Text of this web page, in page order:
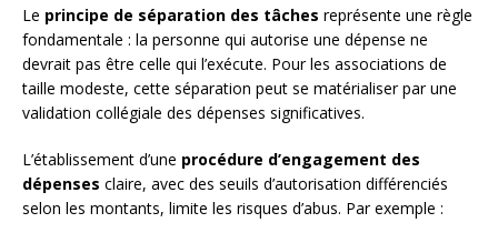
Le principe de séparation des tâches représente une règle
fondamentale : la personne qui autorise une dépense ne
devrait pas être celle qui l’exécute. Pour les associations de
taille modeste, cette séparation peut se matérialiser par une
validation collégiale des dépenses significatives.
L’établissement d’une procédure d’engagement des
dépenses claire, avec des seuils d’autorisation différenciés
selon les montants, limite les risques d’abus. Par exemple :